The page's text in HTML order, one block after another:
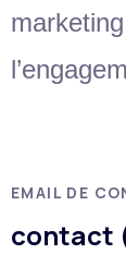
EMAIL DE
contact